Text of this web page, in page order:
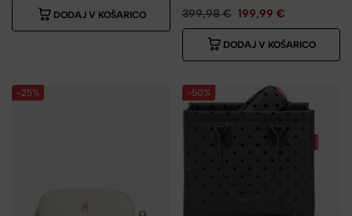
DODAJ V KOŠARICO 399,98€ 199,99 €
DODAJ V KOŠARICO
-25% -50%